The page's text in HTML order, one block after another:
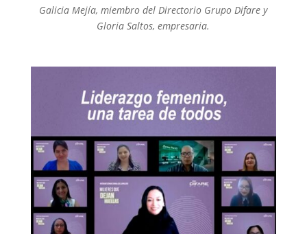
Galicia Mejía, miembro del Directorio Grupo Difare y
Gloria Saltos, empresaria.